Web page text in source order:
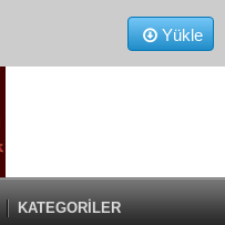
Yükle
KATEGORİLER